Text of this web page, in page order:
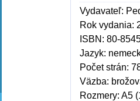
Vydavateľ:
Rok vydania:
ISBN: 80-
Jazyk:
Počet strán:
Väzba:
Rozmery: A5